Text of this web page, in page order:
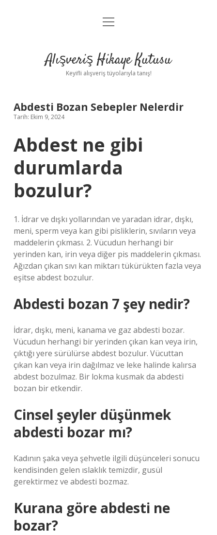
Anasayfa
Yasal Uyarı
menüyü
Alışveriş Hikaye Kutusu
Keyifli alışveriş tüyolarıyla tanış!
Abdesti Bozan Sebepler Nelerdir
Tarih: Ekim 9, 2024
Abdest ne gibi
durumlarda
bozulur?
1. İdrar ve dışkı yollarından ve yaradan idrar, dışkı,
meni, sperm veya kan gibi pisliklerin, sıvıların veya
maddelerin çıkması. 2. Vücudun herhangi bir
yerinden kan, irin veya diğer pis maddelerin çıkması.
Ağızdan çıkan sıvı kan miktarı tükürükten fazla veya
eşitse abdest bozulur.
Abdesti bozan 7 şey nedir?
İdrar, dışkı, meni, kanama ve gaz abdesti bozar.
Vücudun herhangi bir yerinden çıkan kan veya irin,
çıktığı yere sürülürse abdest bozulur. Vücuttan
çıkan kan veya irin dağılmaz ve leke halinde kalırsa
abdest bozulmaz. Bir lokma kusmak da abdesti
bozan bir etkendir.
Cinsel şeyler düşünmek
abdesti bozar mı?
Kadının şaka veya şehvetle ilgili düşünceleri sonucu
kendisinden gelen ıslaklık temizdir, gusül
gerektirmez ve abdesti bozmaz.
Kurana göre abdesti ne
bozar?